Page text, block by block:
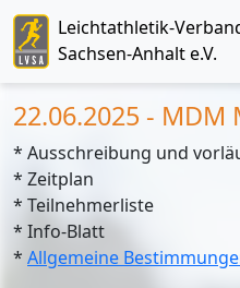
Leichtathletik-
Sachsen-Anhalt e.V.
22.06.2025 -
* Ausschreibung und
* Zeitplan
* Teilnehmerliste
* Info-Blatt
* Allgemeine